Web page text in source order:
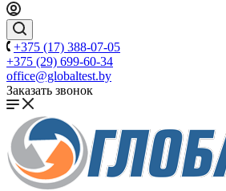
+375 (17) 388-07-05
+375 (29) 699-60-34
office@globaltest.by
Заказать звонок